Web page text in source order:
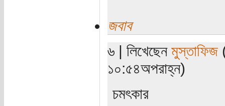
জবাব
৬ | লিখেছেন মুস্তাফিজ
১০:৫৪অপরাহ্ন)
চমৎকার